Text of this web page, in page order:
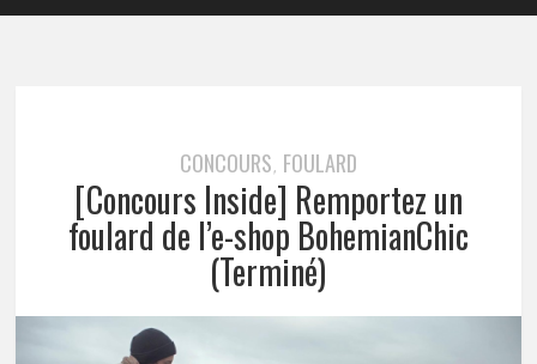
CONCOURS, FOULARD
[Concours Inside] Remportez un
foulard de l’e-shop BohemianChic
(Terminé)